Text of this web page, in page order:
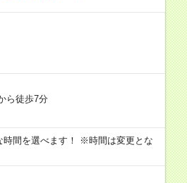
ら徒歩7分
時間を選べます！ ※時間は変更とな